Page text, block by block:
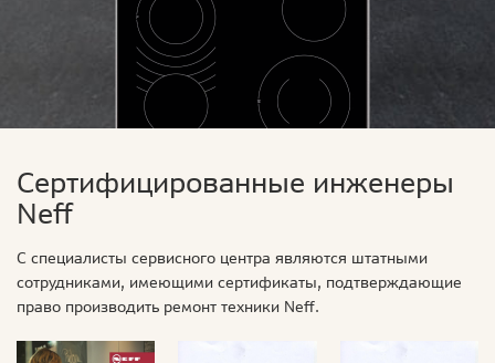
Сертифицированные инженеры
Neff
С специалисты сервисного центра являются штатными
сотрудниками, имеющими сертификаты, подтверждающие
право производить ремонт техники Neff.